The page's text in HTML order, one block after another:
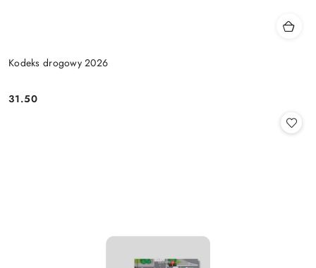
Kodeks drogowy 2026
Cena:
31.50